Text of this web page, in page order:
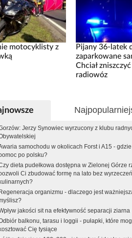
motocyklisty z
Pijany 36-latek
zaparkowane
Chciał
radiowóz
Jerzy Synowiec wyrzucony z klubu
samochodu w okolicach Forst i A15 -
po polsku?
dieta pudełkowa dostępna w Zielonej Górze
Ci zbudować formę na lato bez wyrzeczeń
kulinarnych?
Regeneracja organizmu - dlaczego jest
jakości sit na efektywność separacji ziarna
balkonu, tarasu i loggii - pułapki, które
kosztować Cię tysiące